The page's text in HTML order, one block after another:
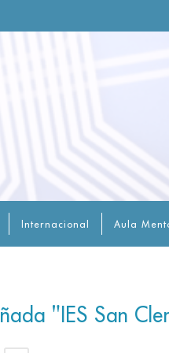
Internacional Aula
"IES San